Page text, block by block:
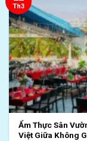
Ẩm Thực Sân
Việt Giữa Không
Th3